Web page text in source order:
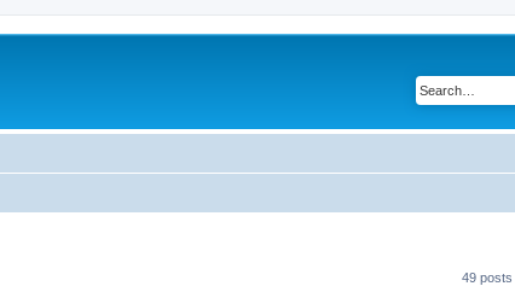
49 posts